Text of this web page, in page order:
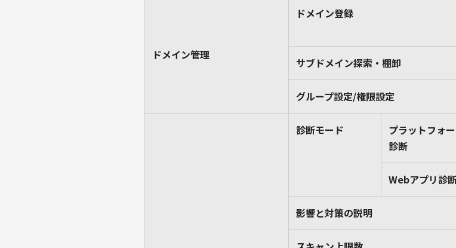
ドメイン管理
ドメイン登録
サブドメイン探索・棚卸
グループ設定/権限設定
診断モード
プラットフォ
診断
Webアプリ診
影響と対策の説明